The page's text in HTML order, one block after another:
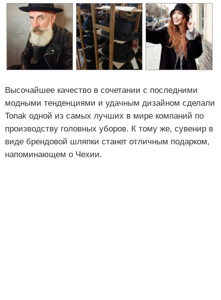
Высочайшее качество в сочетании с последними
модными тенденциями и удачным дизайном сделали
Tonak одной из самых лучших в мире компаний по
производству головных уборов. К тому же, сувенир в
виде брендовой шляпки станет отличным подарком,
напоминающем о Чехии.